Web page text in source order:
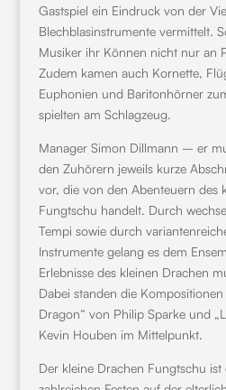
Gastspiel ein Eindruck von der
Blechblasinstrumente vermittelt.
Musiker ihr Können nicht nur an
Zudem kamen auch Kornette,
Euphonien und Baritonhörner
spielten am Schlagzeug.
Manager Simon Dillmann – er
den Zuhörern jeweils kurze
vor, die von den Abenteuern des
Fungtschu handelt. Durch
Tempi sowie durch
Instrumente gelang es dem
Erlebnisse des kleinen Drachen
Dabei standen die Kompositionen
Dragon“ von Philip Sparke und
Kevin Houben im Mittelpunkt.
Der kleine Drachen Fungtschu ist